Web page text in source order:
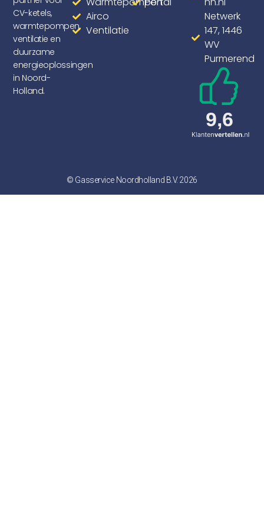
CV-ketels,
warmtepompen,
ventilatie en
duurzame
energieoplossingen
in Noord-
Holland.
Airco
Ventilatie
Netwerk
147, 1446
WV
Purmerend
© Gasservice Noordholland B.V. 2026